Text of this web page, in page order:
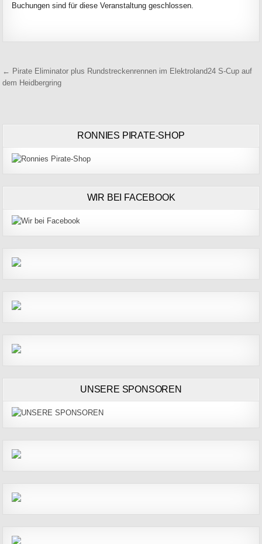
Buchungen sind für diese Veranstaltung geschlossen.
Beitragsnavigation
← Pirate Eliminator plus Rundstreckenrennen im Elektroland24 S-Cup auf
dem Heidbergring
RONNIES PIRATE-SHOP
WIR BEI FACEBOOK
UNSERE SPONSOREN